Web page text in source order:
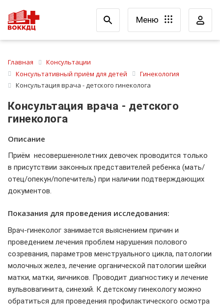
Меню
Главная
Консультации
Консультативный приём для детей
Гинекология
Консультация врача - детского гинеколога
Консультация врача - детского
гинеколога
Описание
Приём несовершеннолетних девочек проводится только
в присутствии законных представителей ребенка (мать/
отец/опекун/попечитель) при наличии подтверждающих
документов.
Показания для проведения исследования:
Врач-гинеколог занимается выяснением причин и
проведением лечения проблем нарушения полового
созревания, параметров менструального цикла, патологии
молочных желез, лечение органической патологии шейки
матки, матки, яичников. Проводит диагностику и лечение
вульвовагинита, синехий. К детскому гинекологу можно
обратиться для проведения профилактического осмотра